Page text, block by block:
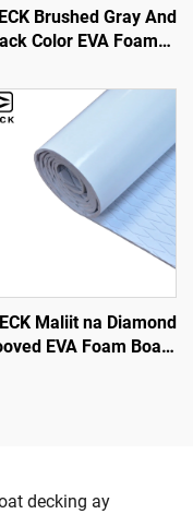
Brushed Gray And
Color EVA Foam
Malakas na Self-
Nonskid Pad
Maliit na Diamond
EVA Foam Boat
decking ay